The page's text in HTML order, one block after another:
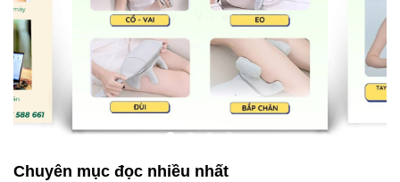
Chuyên mục đọc nhiều nhất